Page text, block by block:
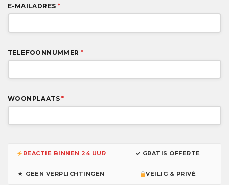
E-MAILADRES *
TELEFOONNUMMER *
WOONPLAATS*
REACTIE BINNEN 24 UUR ✓ GRATIS OFFERTE
★ GEEN VERPLICHTINGEN VEILIG & PRIVÉ